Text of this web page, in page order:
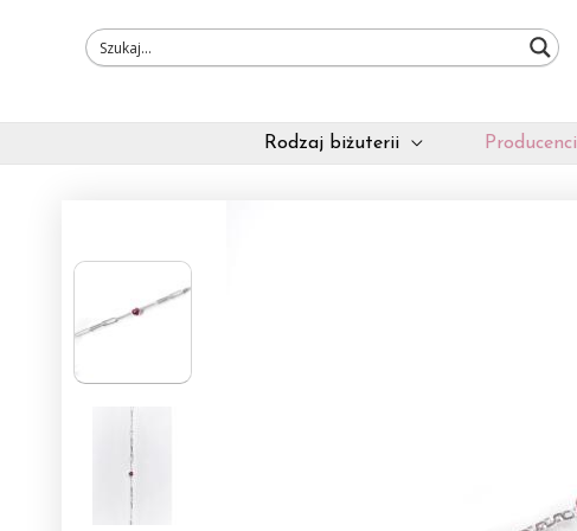
Rodzaj biżuterii Producenci